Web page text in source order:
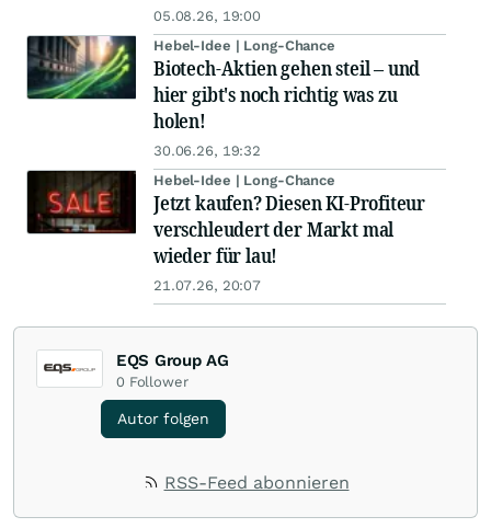
05.08.26, 19:00
Hebel-Idee | Long-Chance
Biotech-Aktien gehen steil – und
hier gibt's noch richtig was zu
holen!
30.06.26, 19:32
Hebel-Idee | Long-Chance
Jetzt kaufen? Diesen KI-Profiteur
verschleudert der Markt mal
wieder für lau!
21.07.26, 20:07
EQS Group AG
0 Follower
Autor folgen
RSS-Feed abonnieren